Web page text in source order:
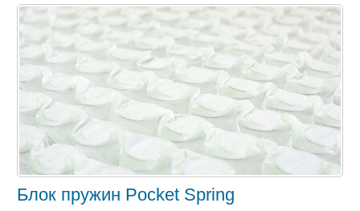
Блок пружин Pocket Spring